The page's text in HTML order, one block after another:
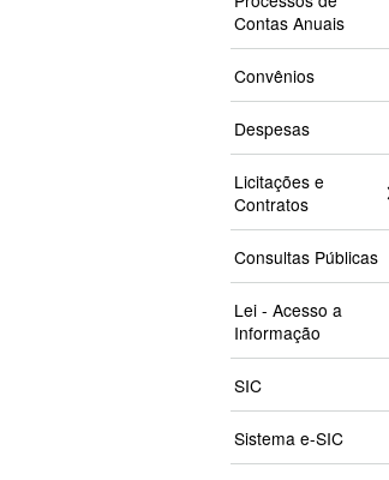
Contas Anuais
Convênios
Despesas
Licitações e
Contratos
Consultas Públicas
Lei - Acesso a
Informação
SIC
Sistema e-SIC